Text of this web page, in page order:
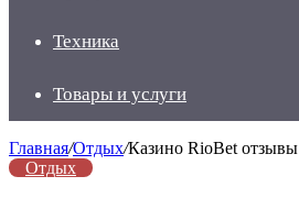
Техника
Товары и услуги
Главная/Отдых/Казино RioBet отзывы
Отдых